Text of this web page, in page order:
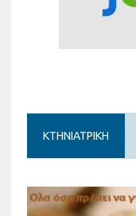
ΚΤΗΝΙΑΤΡΙΚΗ